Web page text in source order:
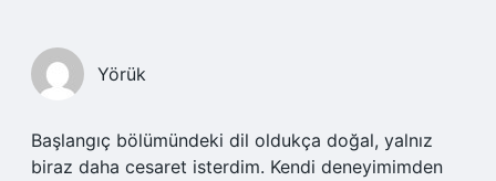
Yörük
Başlangıç bölümündeki dil oldukça doğal, yalnız
biraz daha cesaret isterdim. Kendi deneyimimden